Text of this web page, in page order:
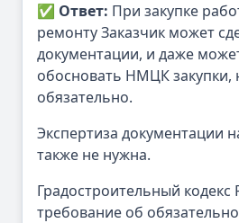
✅ Ответ: При закупке
ремонту Заказчик может
документации, и даже
обосновать НМЦК закупки,
обязательно.
Экспертиза документации
также не нужна.
Градостроительный кодекс
требование об